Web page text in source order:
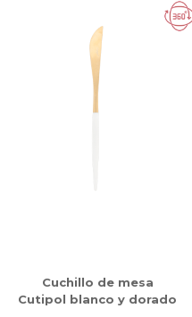
Cuchillo de mesa
Cutipol blanco y dorado